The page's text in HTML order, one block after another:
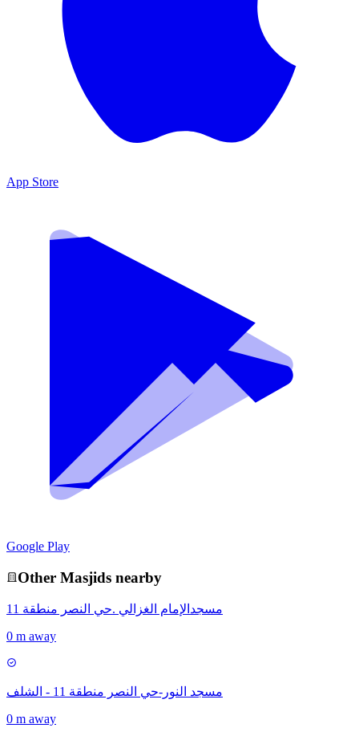
App Store
Google Play
Other Masjids nearby
مسجدالإمام الغزالي .حي النصر منطقة 11
0 m away
مسجد النور-حي النصر منطقة 11 - الشلف
0 m away